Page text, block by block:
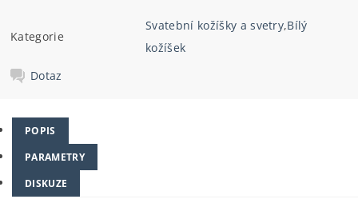
Kategorie
Svatební kožíšky a svetry,Bílý
kožíšek
Dotaz
POPIS
PARAMETRY
DISKUZE